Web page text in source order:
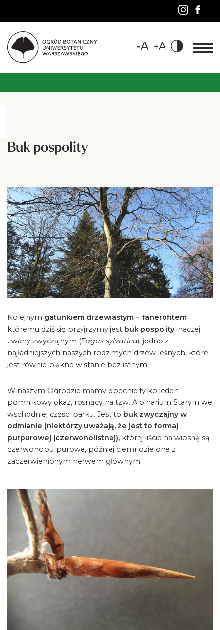
Buk pospolity
Kolejnym gatunkiem drzewiastym − fanerofitem −
któremu dziś się przyjrzymy jest buk pospolityinaczej
zwany zwyczajnym (Fagus sylvatica), jedno z
najładniejszych naszych rodzimych drzew leśnych, które
jest równie piękne w stanie bezlistnym.
W naszym Ogrodzie mamy obecnie tylko jeden
pomnikowy okaz, rosnący na tzw. Alpinarium Starym we
wschodniej części parku. Jest to buk zwyczajny w
odmianie (niektórzy uważają, że jest to forma)
purpurowej (czerwonolistnej), której liście na wiosnę są
czerwonopurpurowe, później ciemnozielone z
zaczerwienionym nerwem głównym.